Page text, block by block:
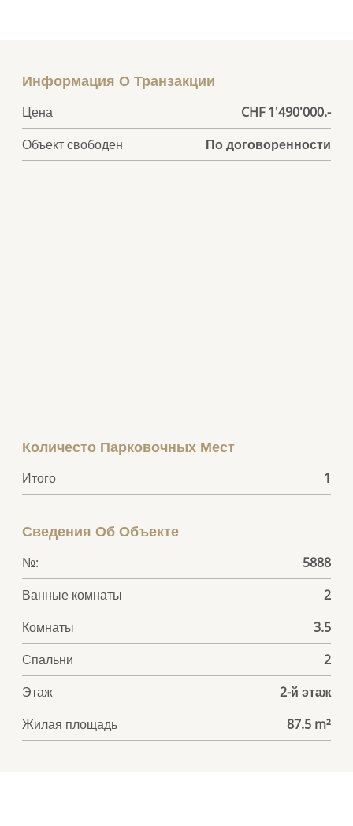
Информация О Транзакции
Цена
CHF 1'490'000.-
Объект свободен
По договоренности
Количесто Парковочных Мест
Итого 1
Сведения Об Объекте
№:
5888
Ванные комнаты
2
Комнаты
3.5
Спальни
2
Этаж
2-й этаж
Жилая площадь
87.5 m²